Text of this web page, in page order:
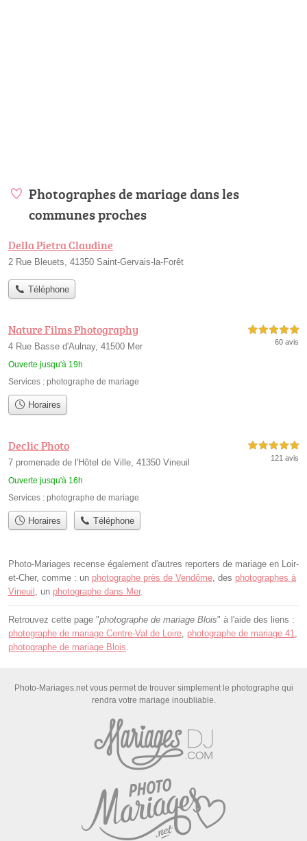
Photographes de mariage dans les
communes proches
Della Pietra Claudine
2 Rue Bleuets, 41350 Saint-Gervais-la-Forêt
Téléphone
Nature Films Photography
4 Rue Basse d'Aulnay, 41500 Mer
Ouverte jusqu'à 19h
5,0 étoiles sur 5
60 avis
Services : photographe de mariage
Horaires
Declic Photo
7 promenade de l'Hôtel de Ville, 41350 Vineuil
Ouverte jusqu'à 16h
5,0 étoiles sur 5
121 avis
Services : photographe de mariage
Horaires Téléphone
Photo-Mariages recense également d'autres reporters de mariage en Loir-
et-Cher, comme : un photographe près de Vendôme , des photographes à
Vineuil
, un photographe dans Mer.
Retrouvez cette page "photographe de mariage Blois" à l'aide des liens :
photographe de mariage Centre-Val de Loire photographe de mariage 41
photographe de mariage Blois
Photo-Mariages.net vous permet de trouver simplement le photographe qui
rendra votre mariage inoubliable.